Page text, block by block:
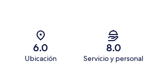
6.0
Ubicación
8.0
Servicio y personal